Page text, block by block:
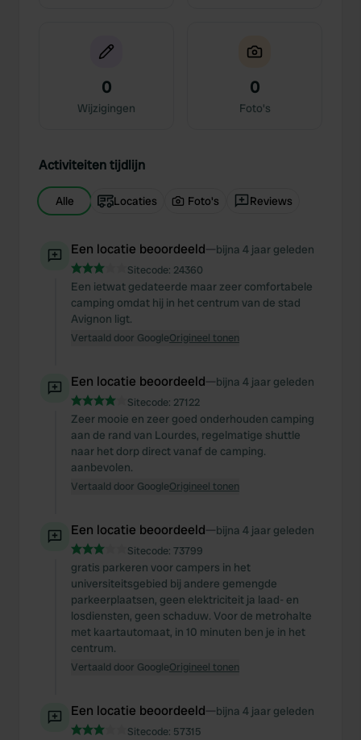
0
Wijzigingen
0
Foto's
Activiteiten tijdlijn
Alle Locaties Foto's Reviews
Een locatie beoordeeld—bijna 4 jaar geleden
Sitecode: 24360
Een ietwat gedateerde maar zeer comfortabele
camping omdat hij in het centrum van de stad
Avignon ligt.
Vertaald door GoogleOrigineel tonen
Een locatie beoordeeld—bijna 4 jaar geleden
Sitecode: 27122
Zeer mooie en zeer goed onderhouden camping
aan de rand van Lourdes, regelmatige shuttle
naar het dorp direct vanaf de camping.
aanbevolen.
Vertaald door GoogleOrigineel tonen
Een locatie beoordeeld—bijna 4 jaar geleden
Sitecode: 73799
gratis parkeren voor campers in het
universiteitsgebied bij andere gemengde
parkeerplaatsen, geen elektriciteit ja laad- en
losdiensten, geen schaduw. Voor de metrohalte
met kaartautomaat, in 10 minuten ben je in het
centrum.
Vertaald door GoogleOrigineel tonen
Een locatie beoordeeld—bijna 4 jaar geleden
Sitecode: 57315